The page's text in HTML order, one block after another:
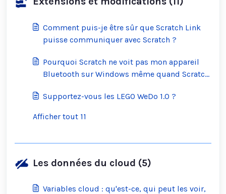
Comment puis-je être sûr que Scratch Link
puisse communiquer avec Scratch ?
Pourquoi Scratch ne voit pas mon appareil
Bluetooth sur Windows même quand Scratch
Supportez-vous les LEGO WeDo 1.0 ?
Afficher tout 11
Les données du cloud (5)
Variables cloud : qu'est-ce, qui peut les voir,